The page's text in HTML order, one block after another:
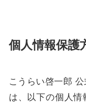
個人情報保護
こうらい啓一郎
は、以下の個人情